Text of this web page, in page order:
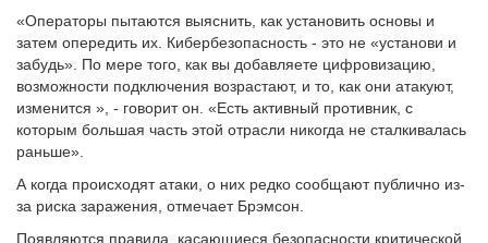
«Операторы пытаются выяснить, как установить основы и
затем опередить их. Кибербезопасность - это не «установи и
забудь». По мере того, как вы добавляете цифровизацию,
возможности подключения возрастают, и то, как они атакуют,
изменится », - говорит он. «Есть активный противник, с
которым большая часть этой отрасли никогда не сталкивалась
раньше».
А когда происходят атаки, о них редко сообщают публично из-
за риска заражения, отмечает Брэмсон.
Появляются правила, касающиеся безопасности критической